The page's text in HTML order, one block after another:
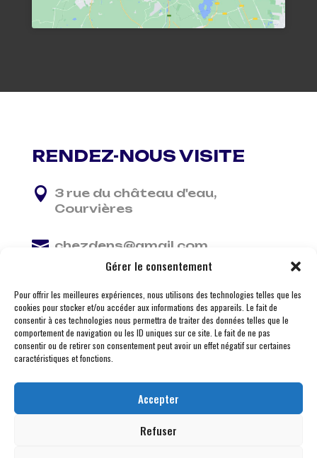
Gérer le consentement
Pour offrir les meilleures expériences, nous utilisons des technologies telles que les
cookies pour stocker et/ou accéder aux informations des appareils. Le fait de
consentir à ces technologies nous permettra de traiter des données telles que le
comportement de navigation ou les ID uniques sur ce site. Le fait de ne pas
consentir ou de retirer son consentement peut avoir un effet négatif sur certaines
caractéristiques et fonctions.
Accepter
Refuser
RENDEZ-NOUS VISITE
 3 rue du château d'eau,
Courvières
 chezdens@gmail.com